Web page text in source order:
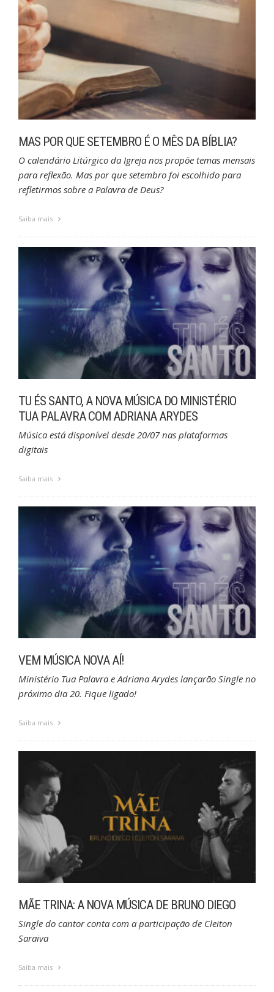
MAS POR QUE SETEMBRO É O MÊS DA BÍBLIA?
O calendário Litúrgico da Igreja nos propõe temas mensais
para reflexão. Mas por que setembro foi escolhido para
refletirmos sobre a Palavra de Deus?
Saiba mais
TU ÉS SANTO, A NOVA MÚSICA DO MINISTÉRIO
TUA PALAVRA COM ADRIANA ARYDES
Música está disponível desde 20/07 nas plataformas
digitais
Saiba mais
VEM MÚSICA NOVA AÍ!
Ministério Tua Palavra e Adriana Arydes lançarão Single no
próximo dia 20. Fique ligado!
Saiba mais
MÃE TRINA: A NOVA MÚSICA DE BRUNO DIEGO
Single do cantor conta com a participação de Cleiton
Saraiva
Saiba mais